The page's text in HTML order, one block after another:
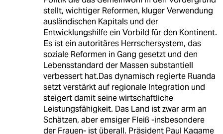
stellt, wichtiger Reformen, kluger Verwendung
ausländischen Kapitals und der
Entwicklungshilfe ein Vorbild für den Kontinent.
Es ist ein autoritäres Herrschersystem, das
soziale Reformen in Gang gesetzt und den
Lebensstandard der Massen substantiell
verbessert hat.Das dynamisch regierte Ruanda
setzt verstärkt auf regionale Integration und
steigert damit seine wirtschaftliche
Leistungsfähigkeit. Das Land ist zwar arm an
Schätzen, aber emsiger Fleiß -insbesondere
der Frauen- ist überall. Präsident Paul Kagame